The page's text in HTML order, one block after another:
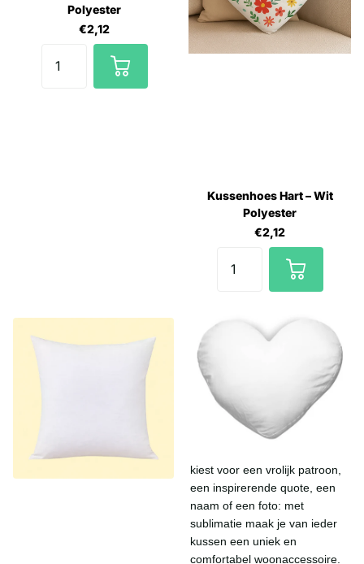
Polyester
€2,12
Kussenhoes Hart – Wit
Polyester
€2,12
Voeg een persoonlijke en
stijlvolle touch toe aan je
interieur met onze
gepersonaliseerde kussens.
In deze categorie vind je een
breed assortiment kussens die
je met sublimatie volledig naar
kiest voor een vrolijk patroon,
een inspirerende quote, een
naam of een foto: met
sublimatie maak je van ieder
kussen een uniek en
comfortabel woonaccessoire.